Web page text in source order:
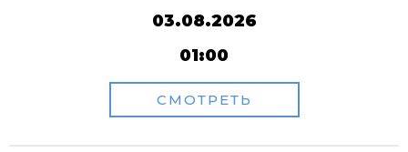
03.08.2026
01:00
СМОТРЕТЬ